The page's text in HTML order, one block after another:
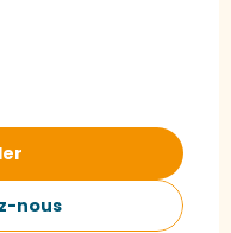
nous